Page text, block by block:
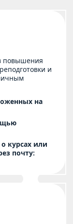
повышения
и
на
курсах или
почту: